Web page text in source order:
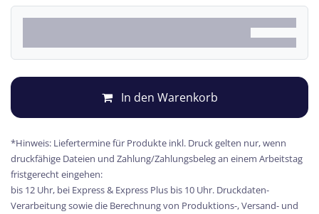
In den Warenkorb
*Hinweis: Liefertermine für Produkte inkl. Druck gelten nur, wenn
druckfähige Dateien und Zahlung/Zahlungsbeleg an einem Arbeitstag
fristgerecht eingehen:
bis 12 Uhr, bei Express & Express Plus bis 10 Uhr. Druckdaten-
Verarbeitung sowie die Berechnung von Produktions-, Versand- und